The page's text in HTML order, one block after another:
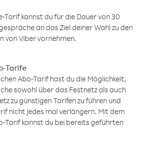
Tarif kannst du für die Dauer von 30
an das Ziel deiner Wahl zu den
von Viber vornehmen.
Tarife
Abo-Tarif hast du die Möglichkeit,
sowohl über das Festnetz als auch
zu günstigen Tarifen zu führen und
nicht jedes mal verlängern. Mit dem
Tarif kannst du bei bereits geführten